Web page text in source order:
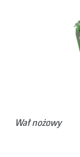
Wał nożowy